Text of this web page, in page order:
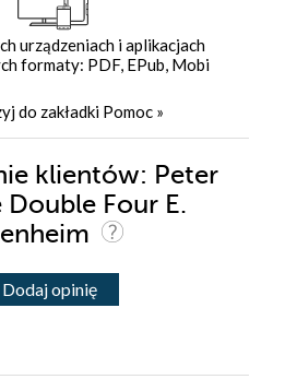
urządzeniach i aplikacjach
formaty: PDF, EPub, Mobi
do zakładki Pomoc »
klientów: Peter
Double Four E.
Dodaj opinię